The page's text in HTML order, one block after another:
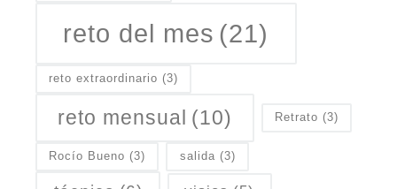
reto del mes (21)
reto extraordinario (3)
reto mensual (10) Retrato (3)
Rocío Bueno (3) salida (3)